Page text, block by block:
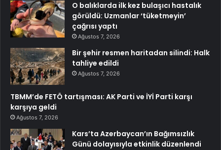
O balıklarda ilk kez bulaşıcı hastalık
görüldü: Uzmanlar ‘tüketmeyin’
çağrısı yaptı
Ağustos 7, 2026
Bir şehir resmen haritadan silindi: Halk
tahliye edildi
Ağustos 7, 2026
TBMM’de FETÖ tartışması: AK Parti ve İYİ Parti karşı
karşıya geldi
Ağustos 7, 2026
Kars’ta Azerbaycan’ın Bağımsızlık
Günü dolayısıyla etkinlik düzenlendi